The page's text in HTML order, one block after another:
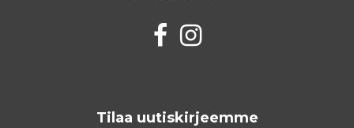
FacebookInstagram
Tilaa uutiskirjeemme